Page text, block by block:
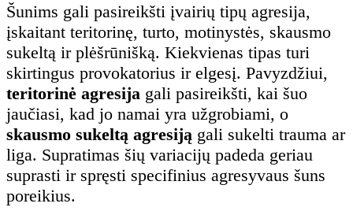
Šunims gali pasireikšti įvairių tipų agresija,
įskaitant teritorinę, turto, motinystės, skausmo
sukeltą ir plėšrūnišką. Kiekvienas tipas turi
skirtingus provokatorius ir elgesį. Pavyzdžiui,
teritorinė agresija gali pasireikšti, kai šuo
jaučiasi, kad jo namai yra užgrobiami, o
skausmo sukeltą agresiją gali sukelti trauma ar
liga. Supratimas šių variacijų padeda geriau
suprasti ir spręsti specifinius agresyvaus šuns
poreikius.